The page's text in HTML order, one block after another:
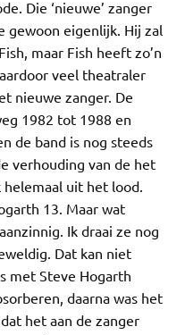
Die ‘nieuwe’ zanger
gewoon eigenlijk. Hij zal
maar Fish heeft zo’n
veel theatraler
nieuwe zanger. De
1982 tot 1988 en
de band is nog steeds
verhouding van de het
uit het lood.
13. Maar wat
Ik draai ze nog
Dat kan niet
met Steve Hogarth
daarna was het
het aan de zanger